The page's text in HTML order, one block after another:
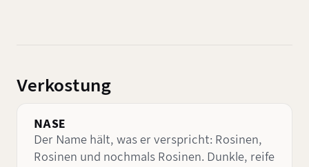
Verkostung
NASE
Der Name hält, was er verspricht: Rosinen,
Rosinen und nochmals Rosinen. Dunkle, reife